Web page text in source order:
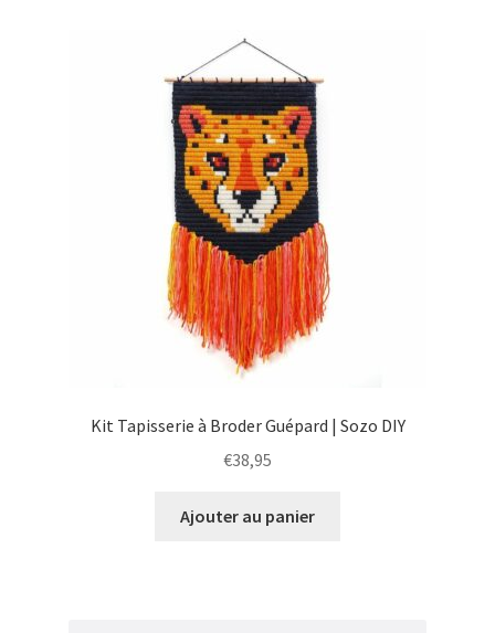
Kit Tapisserie à Broder Guépard | Sozo DIY
€38,95
Ajouter au panier